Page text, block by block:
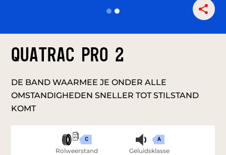
QUATRAC PRO 2
DE BAND WAARMEE JE ONDER ALLE
OMSTANDIGHEDEN SNELLER TOT STILSTAND
KOMT
C
Rolweerstand
A
Geluidsklasse